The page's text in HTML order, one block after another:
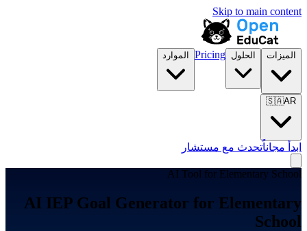
Skip to main content
الميزات الحلول Pricing الموارد
🇸🇦AR
ابدأ مجاناًتحدث مع مستشار
AI Tool for Elementary School
AI IEP Goal Generator for Elementary
School